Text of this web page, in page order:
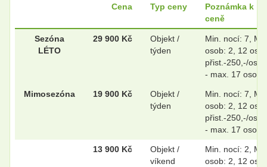
Cena Typ ceny
Poznámka k
ceně
Sezóna
LÉTO
29 900 Kč
Objekt /
týden
Min. nocí: 7,
osob: 2, 12
přist.-250,-/os/
- max. 17 osob
Mimosezóna 19 900 Kč
Objekt /
týden
Min. nocí: 7,
osob: 2, 12
přist.-250,-/os/
- max. 17 osob
13 900 Kč
Objekt /
víkend
Min. nocí: 2,
osob: 2, 12